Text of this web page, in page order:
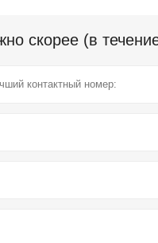
скорее (в